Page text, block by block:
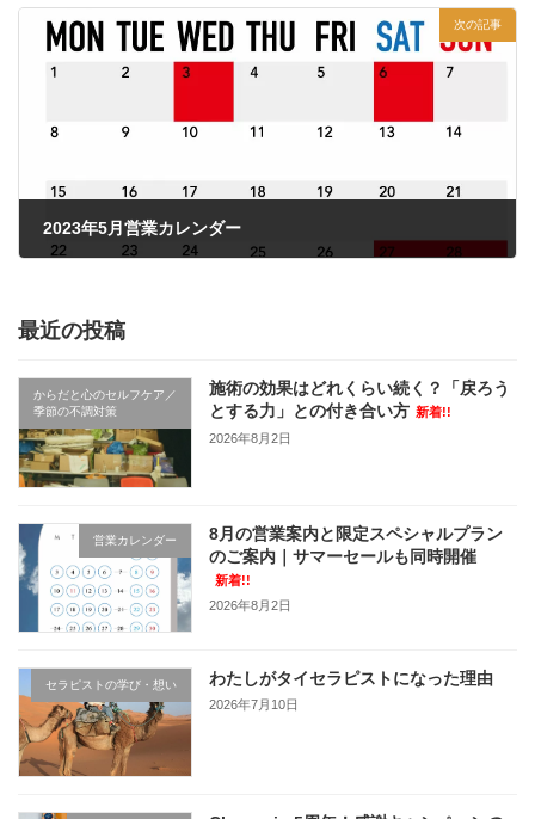
次の記事
2023年5月営業カレンダー
最近の投稿
からだと心のセルフケア／
季節の不調対策
施術の効果はどれくらい続く？「戻ろう
とする力」との付き合い方 新着!!
2026年8月2日
営業カレンダー
8月の営業案内と限定スペシャルプラン
のご案内｜サマーセールも同時開催
新着!!
2026年8月2日
セラピストの学び・想い わたしがタイセラピストになった理由
2026年7月10日